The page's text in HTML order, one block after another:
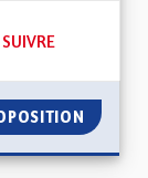
49 ABONNÉS
SUIVRE